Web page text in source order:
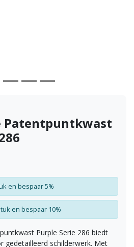
Patentpuntkwast
en bespaar 5%
en bespaar 10%
Purple Serie 286 biedt
gedetailleerd schilderwerk. Met